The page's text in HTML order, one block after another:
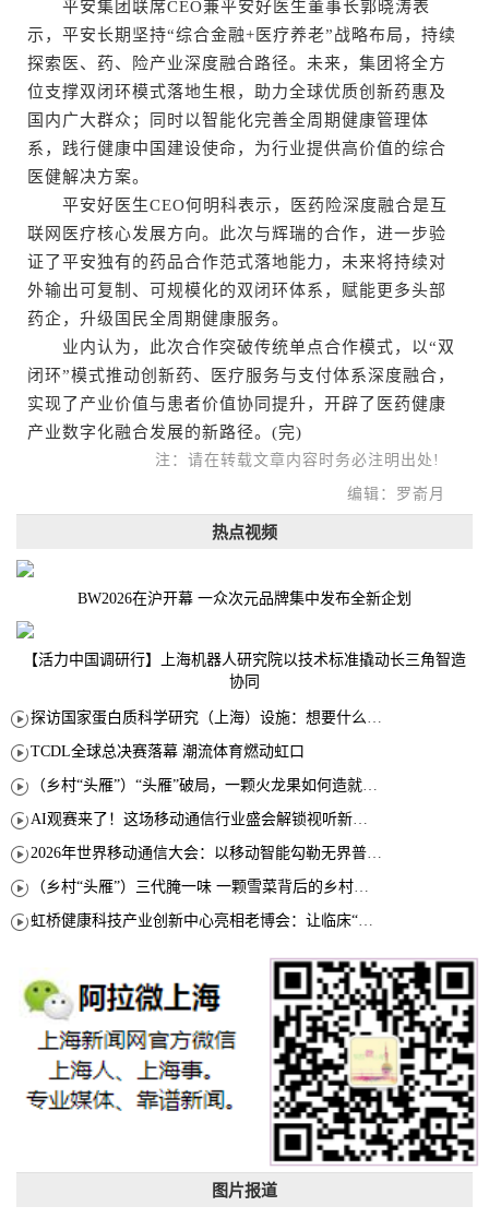
平安集团联席CEO兼平安好医生董事长郭晓涛表
示，平安长期坚持“综合金融+医疗养老”战略布局，持续
探索医、药、险产业深度融合路径。未来，集团将全方
位支撑双闭环模式落地生根，助力全球优质创新药惠及
国内广大群众；同时以智能化完善全周期健康管理体
系，践行健康中国建设使命，为行业提供高价值的综合
医健解决方案。
平安好医生CEO何明科表示，医药险深度融合是互
联网医疗核心发展方向。此次与辉瑞的合作，进一步验
证了平安独有的药品合作范式落地能力，未来将持续对
外输出可复制、可规模化的双闭环体系，赋能更多头部
药企，升级国民全周期健康服务。
业内认为，此次合作突破传统单点合作模式，以“双
闭环”模式推动创新药、医疗服务与支付体系深度融合，
实现了产业价值与患者价值协同提升，开辟了医药健康
产业数字化融合发展的新路径。(完)
注：请在转载文章内容时务必注明出处!
编辑：罗嵛月
热点视频
BW2026在沪开幕 一众次元品牌集中发布全新企划
【活力中国调研行】上海机器人研究院以技术标准撬动长三角智造
协同
探访国家蛋白质科学研究（上海）设施：想要什么蛋白 AI直接设计合成
TCDL全球总决赛落幕 潮流体育燃动虹口
（乡村“头雁”）“头雁”破局，一颗火龙果如何造就沪上乡村特色产业化路径
AI观赛来了！这场移动通信行业盛会解锁视听新玩法
2026年世界移动通信大会：以移动智能勾勒无界普惠新愿景
（乡村“头雁”）三代腌一味 一颗雪菜背后的乡村致富经
虹桥健康科技产业创新中心亮相老博会：让临床“需求”定义银发经济新生态
图片报道